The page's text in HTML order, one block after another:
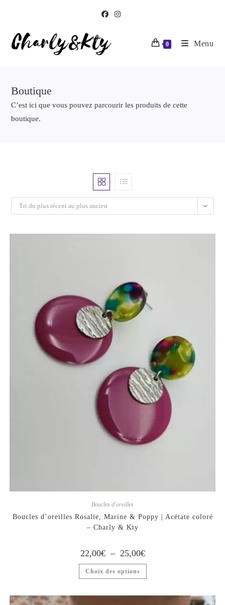
0 Menu
Boutique
C’est ici que vous pouvez parcourir les produits de cette
boutique.
Tri du plus récent au plus ancien
Boucles d'oreilles
Boucles d’oreilles Rosalie, Marine & Poppy | Acétate coloré
– Charly & Kty
22,00€ – 25,00€
Choix des options